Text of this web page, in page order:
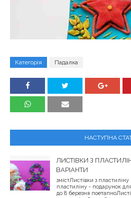
Категорія Падалка
НАСТУПНА
ЛИСТІВКИ З
ВАРІАНТИ
змістЛистівки з
пластиліну - подарунок
до 8 березня